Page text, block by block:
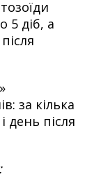
5 діб, а
за кілька
день після